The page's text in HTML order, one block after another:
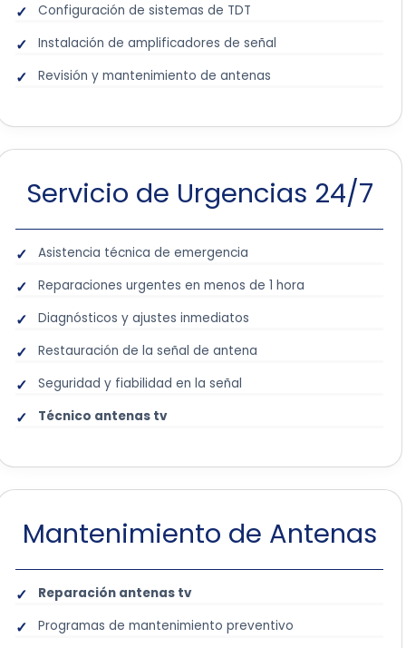
Configuración de sistemas de TDT
Instalación de amplificadores de señal
Revisión y mantenimiento de antenas
Servicio de Urgencias 24/7
Asistencia técnica de emergencia
Reparaciones urgentes en menos de 1 hora
Diagnósticos y ajustes inmediatos
Restauración de la señal de antena
Seguridad y fiabilidad en la señal
Técnico antenas tv
Mantenimiento de Antenas
Reparación antenas tv
Programas de mantenimiento preventivo